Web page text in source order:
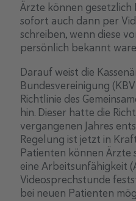
Ärzte können
sofort auch dann per
schreiben, wenn diese
persönlich bekannt
Darauf weist die
Bundesvereinigung
Richtlinie des
hin. Dieser hatte die
vergangenen Jahres
Regelung ist jetzt in
Patienten können
eine Arbeitsun­fähigkeit
Videosprechstunde
bei neuen Patienten